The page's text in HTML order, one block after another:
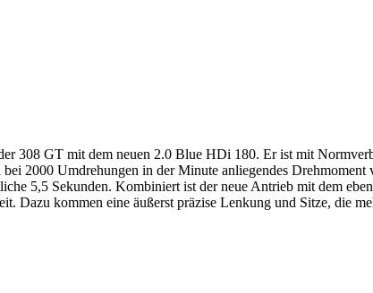
308 GT mit dem neuen 2.0 Blue HDi 180. Er ist mit
2000 Umdrehungen in der Minute anliegendes
5,5 Sekunden. Kombiniert ist der neue Antrieb mit dem
Dazu kommen eine äußerst präzise Lenkung und Sitze, die